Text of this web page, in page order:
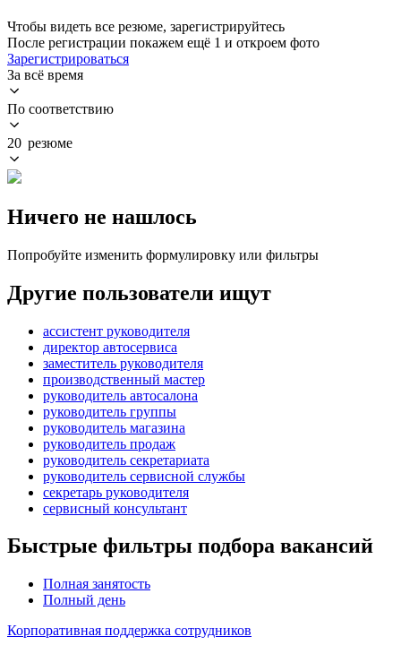
Чтобы видеть все резюме, зарегистрируйтесь
После регистрации покажем ещё 1 и откроем фото
Зарегистрироваться
За всё время
По соответствию
20 резюме
Ничего не нашлось
Попробуйте изменить формулировку или фильтры
Другие пользователи ищут
ассистент руководителя
директор автосервиса
заместитель руководителя
производственный мастер
руководитель автосалона
руководитель группы
руководитель магазина
руководитель продаж
руководитель секретариата
руководитель сервисной службы
секретарь руководителя
сервисный консультант
Быстрые фильтры подбора вакансий
Полная занятость
Полный день
Корпоративная поддержка сотрудников